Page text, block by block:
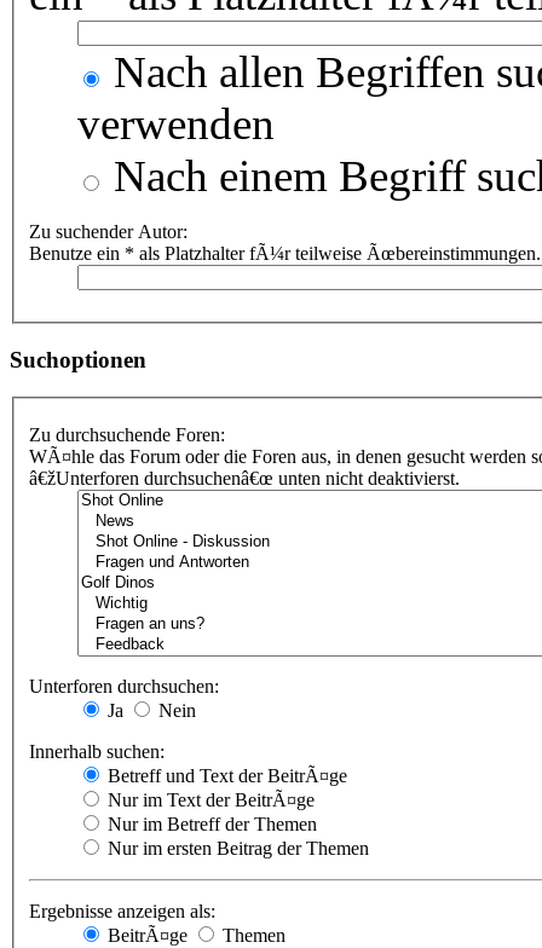
Nach allen Begriffen
verwenden
Nach einem Begriff
Zu suchender Autor:
Benutze ein * als Platzhalter fÃ¼r teilweise Ãœbereinstimmungen.
Suchoptionen
Zu durchsuchende Foren:
WÃ¤hle das Forum oder die Foren aus, in denen gesucht
â€žUnterforen durchsuchenâ€œ unten nicht deaktivierst.
Unterforen durchsuchen:
Ja
Nein
Innerhalb suchen:
Betreff und Text der BeitrÃ¤ge
Nur im Text der BeitrÃ¤ge
Nur im Betreff der Themen
Nur im ersten Beitrag der Themen
Ergebnisse anzeigen als:
BeitrÃ¤ge
Themen